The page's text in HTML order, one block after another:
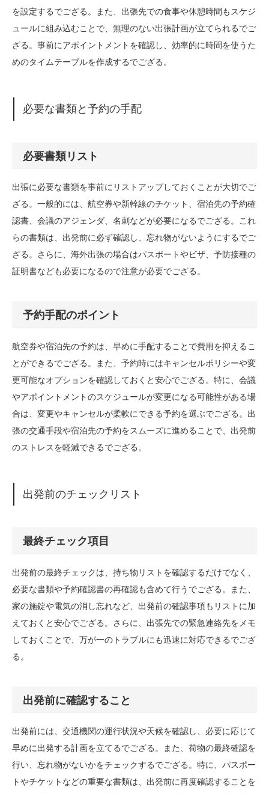
を設定するでござる。また、出張先での食事や休憩時間もスケジ
ュールに組み込むことで、無理のない出張計画が立てられるでご
ざる。事前にアポイントメントを確認し、効率的に時間を使うた
めのタイムテーブルを作成するでござる。
必要な書類と予約の手配
必要書類リスト
出張に必要な書類を事前にリストアップしておくことが大切でご
ざる。一般的には、航空券や新幹線のチケット、宿泊先の予約確
認書、会議のアジェンダ、名刺などが必要になるでござる。これ
らの書類は、出発前に必ず確認し、忘れ物がないようにするでご
ざる。さらに、海外出張の場合はパスポートやビザ、予防接種の
証明書なども必要になるので注意が必要でござる。
予約手配のポイント
航空券や宿泊先の予約は、早めに手配することで費用を抑えるこ
とができるでござる。また、予約時にはキャンセルポリシーや変
更可能なオプションを確認しておくと安心でござる。特に、会議
やアポイントメントのスケジュールが変更になる可能性がある場
合は、変更やキャンセルが柔軟にできる予約を選ぶでござる。出
張の交通手段や宿泊先の予約をスムーズに進めることで、出発前
のストレスを軽減できるでござる。
出発前のチェックリスト
最終チェック項目
出発前の最終チェックは、持ち物リストを確認するだけでなく、
必要な書類や予約確認書の再確認も含めて行うでござる。また、
家の施錠や電気の消し忘れなど、出発前の確認事項もリストに加
えておくと安心でござる。さらに、出張先での緊急連絡先をメモ
しておくことで、万が一のトラブルにも迅速に対応できるでござ
る。
出発前に確認すること
出発前には、交通機関の運行状況や天候を確認し、必要に応じて
早めに出発する計画を立てるでござる。また、荷物の最終確認を
行い、忘れ物がないかをチェックするでござる。特に、パスポー
トやチケットなどの重要な書類は、出発前に再度確認することを